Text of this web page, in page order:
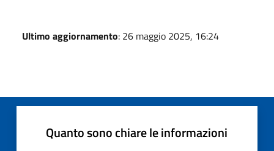
Ultimo aggiornamento: 26 maggio 2025, 16:24
Quanto sono chiare le informazioni